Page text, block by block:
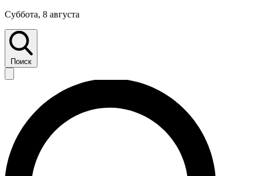
Суббота, 8 августа
Поиск